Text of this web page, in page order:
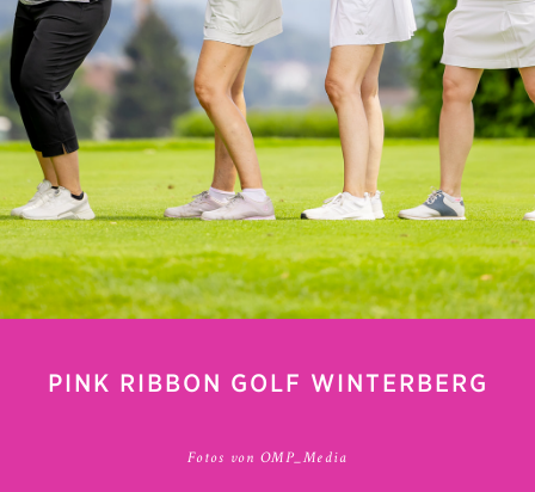
PINK RIBBON GOLF WINTERBERG
Fotos von OMP_Media